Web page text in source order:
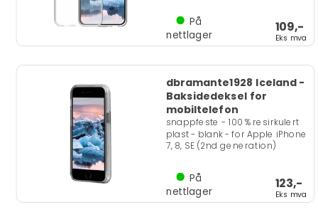
109,-
Eks mva
På
nettlager
dbramante1928 Iceland -
Baksidedeksel for
mobiltelefon
snappfeste - 100 % resirkulert
plast - blank - for Apple iPhone
7, 8, SE (2nd generation)
123,-
Eks mva
På
nettlager